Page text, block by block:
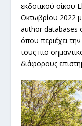
εκδοτικού οίκου
Οκτωβρίου 2022
author databases
όπου περιέχει
τους πιο
διάφορους